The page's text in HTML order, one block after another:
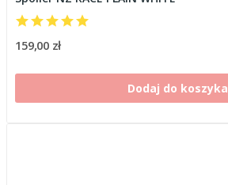
159,00 zł
Dodaj do koszyka